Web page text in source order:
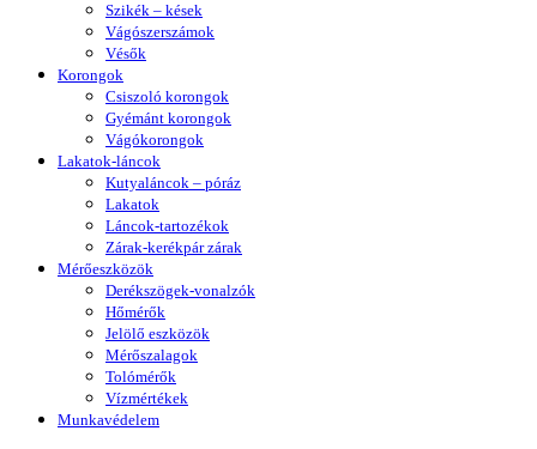
Szikék – kések
Vágószerszámok
Vésők
Korongok
Csiszoló korongok
Gyémánt korongok
Vágókorongok
Lakatok-láncok
Kutyaláncok – póráz
Lakatok
Láncok-tartozékok
Zárak-kerékpár zárak
Mérőeszközök
Derékszögek-vonalzók
Hőmérők
Jelölő eszközök
Mérőszalagok
Tolómérők
Vízmértékek
Munkavédelem